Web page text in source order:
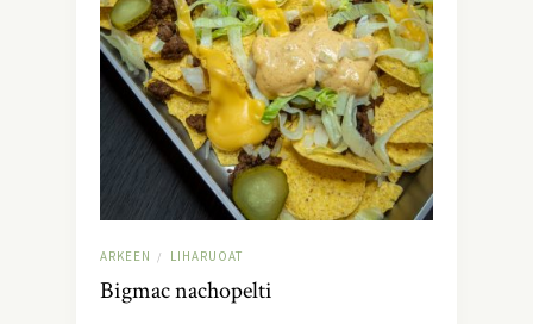
ARKEEN / LIHARUOAT
Bigmac nachopelti